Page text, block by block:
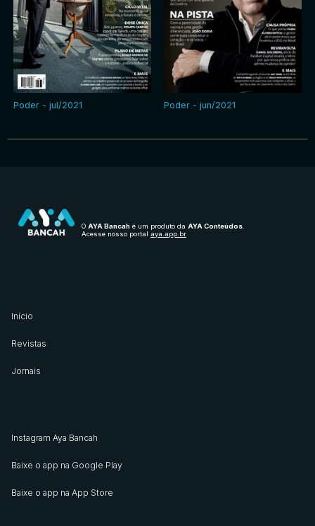
Poder - jul/2021 Poder - jun/2021
O AYA Bancah é um produto da AYA Conteúdos
Acesse nosso portal aya.app.br
Início
Revistas
Jornais
Instagram Aya Bancah
Baixe o app na Google Play
Baixe o app na App Store